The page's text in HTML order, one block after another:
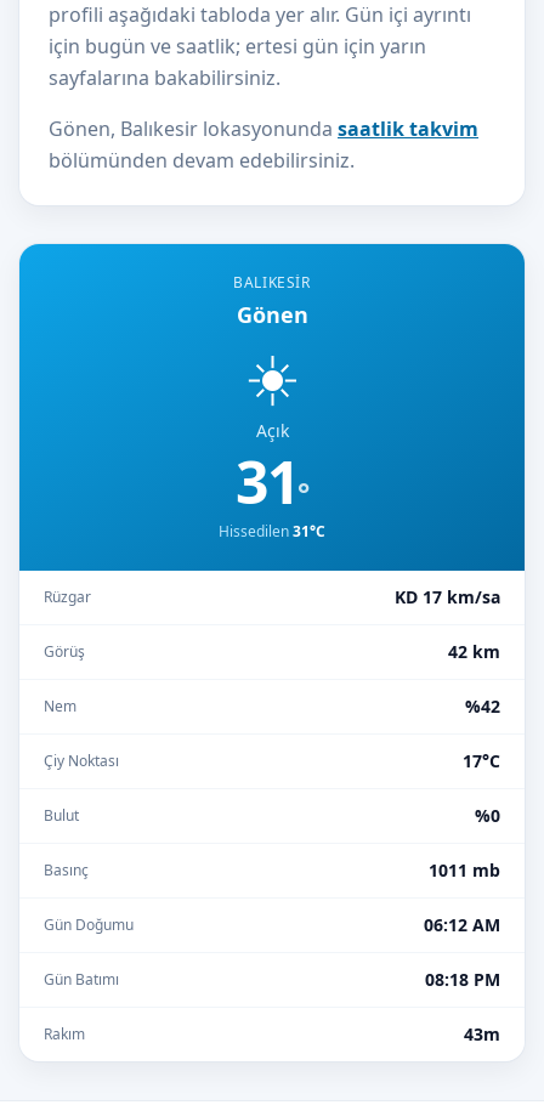
BALIKESIR
Gönen
☀️
Açık
31°
Hissedilen31°C
Rüzgar KD 17 km/sa
Görüş 42 km
Nem %42
Çiy Noktası 17°C
Bulut %0
Basınç 1011 mb
Gün Doğumu 06:12 AM
Gün Batımı 08:18 PM
Rakım 43m
profili aşağıdaki tabloda yer alır. Gün içi ayrıntı
için bugün ve saatlik; ertesi gün için yarın
sayfalarına bakabilirsiniz.
Gönen, Balıkesir lokasyonunda saatlik takvim
bölümünden devam edebilirsiniz.